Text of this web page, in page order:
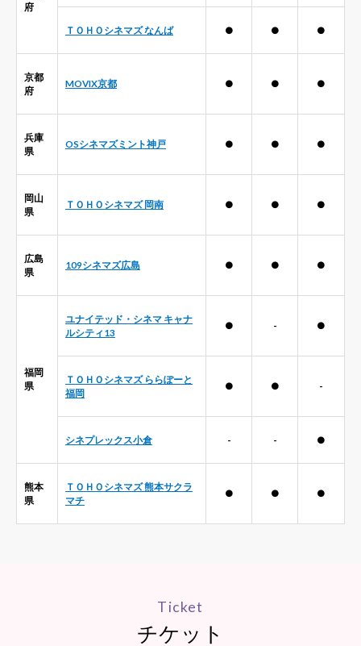
府
ＴＯＨＯシネマズ なんば ● ● ●
京都
府
MOVIX京都 ● ● ●
兵庫
県
OSシネマズミント神戸 ● ● ●
岡山
県
ＴＯＨＯシネマズ 岡南 ● ● ●
広島
県
109シネマズ広島 ● ● ●
福岡
県
ユナイテッド・シネマ キャナ
ルシティ13
● - ●
ＴＯＨＯシネマズ ららぽーと
福岡
● ● -
シネプレックス小倉 - - ●
熊本
県
ＴＯＨＯシネマズ 熊本サクラ
マチ
● ● ●
Ticket
チケット